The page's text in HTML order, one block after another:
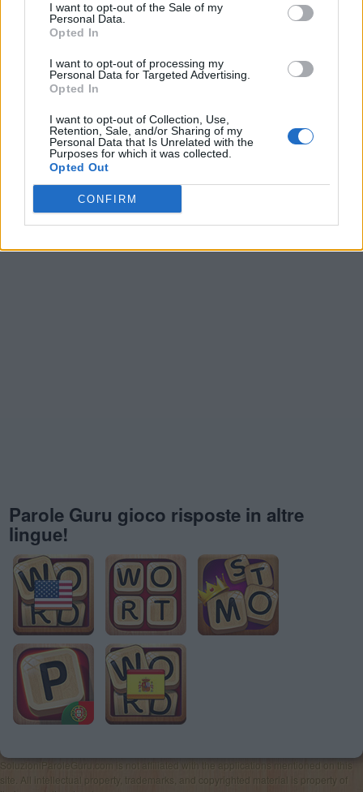
I want to opt-out of the Sale of my
Personal Data.
Opted In
I want to opt-out of processing my
Personal Data for Targeted Advertising.
Opted In
I want to opt-out of Collection, Use,
Retention, Sale, and/or Sharing of my
Personal Data that Is Unrelated with the
Purposes for which it was collected.
Opted Out
CONFIRM
(2465voti, media:3,80
Scarica Parole Guru
Ultime ricerche:
,aaiet,Deiou,Tnsoo,how+t,Ipedo
2500,Ratba,Bassa,Siper,otabr,Sveil,Tassa,daiot,
agent,Ottia,Orlac
Parole Guru gioco risposte in altre
lingue!
SoluzioniParoleGuru.com is not affiliated with the applications mentioned on this
site. All intellectual property, trademarks, and copyrighted material is property of